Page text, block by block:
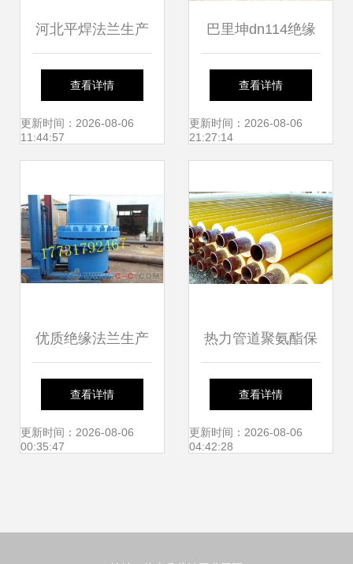
河北平焊法兰生产
厂家 深入解析绝缘
法兰的关键作用与
查看详情
更新时间：2026-08-06
11:44:57
巴里坤dn114绝缘
法兰供应 守护管道
安全的关键组件
查看详情
更新时间：2026-08-06
21:27:14
优质绝缘法兰生产
工艺详解
查看详情
更新时间：2026-08-06
00:35:47
热力管道聚氨酯保
温钢管与绝缘法兰
光明磊落的能源守
查看详情
更新时间：2026-08-06
04:42:28